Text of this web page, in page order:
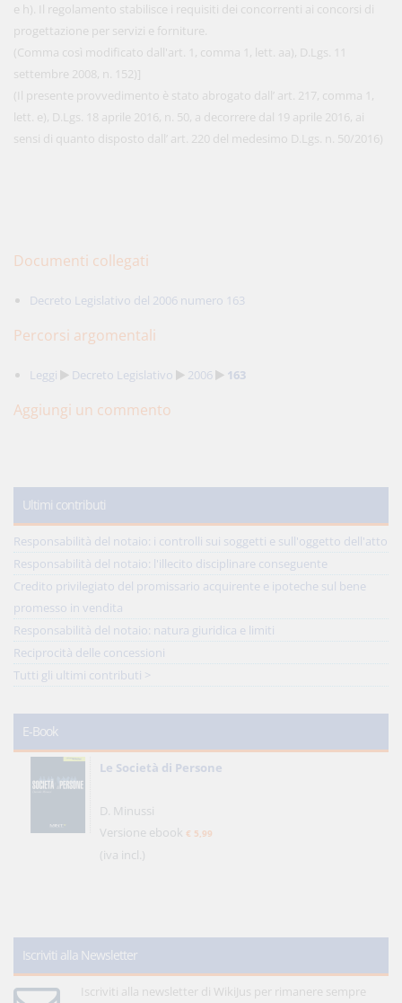
e h). Il regolamento stabilisce i requisiti dei concorrenti ai concorsi di
progettazione per servizi e forniture.
(Comma così modificato dall'art. 1, comma 1, lett. aa), D.Lgs. 11
settembre 2008, n. 152)]
(Il presente provvedimento è stato abrogato dall’ art. 217, comma 1,
lett. e), D.Lgs. 18 aprile 2016, n. 50, a decorrere dal 19 aprile 2016, ai
sensi di quanto disposto dall’ art. 220 del medesimo D.Lgs. n. 50/2016)
Documenti collegati
Decreto Legislativo del 2006 numero 163
Percorsi argomentali
Leggi Decreto Legislativo 2006 163
Aggiungi un commento
Ultimi contributi
Responsabilità del notaio: i controlli sui soggetti e sull'oggetto dell'atto
Responsabilità del notaio: l'illecito disciplinare conseguente
Credito privilegiato del promissario acquirente e ipoteche sul bene
promesso in vendita
Responsabilità del notaio: natura giuridica e limiti
Reciprocità delle concessioni
Tutti gli ultimi contributi >
E-Book
Le Società di Persone
D. Minussi
Versione ebook € 5,99
(iva incl.)
Iscriviti alla Newsletter
Iscriviti alla newsletter di WikiJus per rimanere sempre